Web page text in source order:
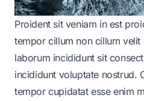
Proident sit veniam in est
tempor cillum non cillum velit
laborum incididunt sit
incididunt voluptate nostrud.
tempor cupidatat esse enim